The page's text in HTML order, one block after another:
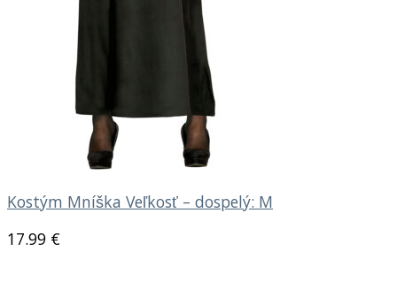
Kostým Mníška Veľkosť – dospelý: M
17.99 €